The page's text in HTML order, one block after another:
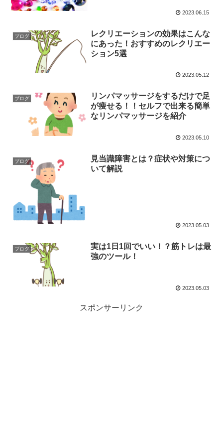
2023.06.15
ブログ
レクリエーションの効果はこんな
にあった！おすすめのレクリエー
ション5選
2023.05.12
ブログ
リンパマッサージをするだけで足
が痩せる！！セルフで出来る簡単
なリンパマッサージを紹介
2023.05.10
ブログ
見当識障害とは？症状や対策につ
いて解説
2023.05.03
ブログ
実は1日1回でいい！？筋トレは最
強のツール！
2023.05.03
スポンサーリンク